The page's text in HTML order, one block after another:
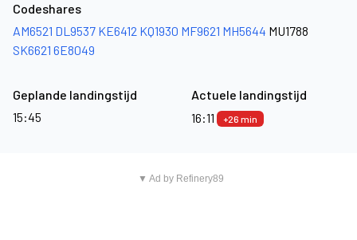
Codeshares
AM6521 DL9537 KE6412 KQ1930 MF9621 MH5644 MU1788
SK6621 6E8049
Geplande landingstijd
15:45
Actuele landingstijd
16:11
+26 min
▼ Ad by Refinery89